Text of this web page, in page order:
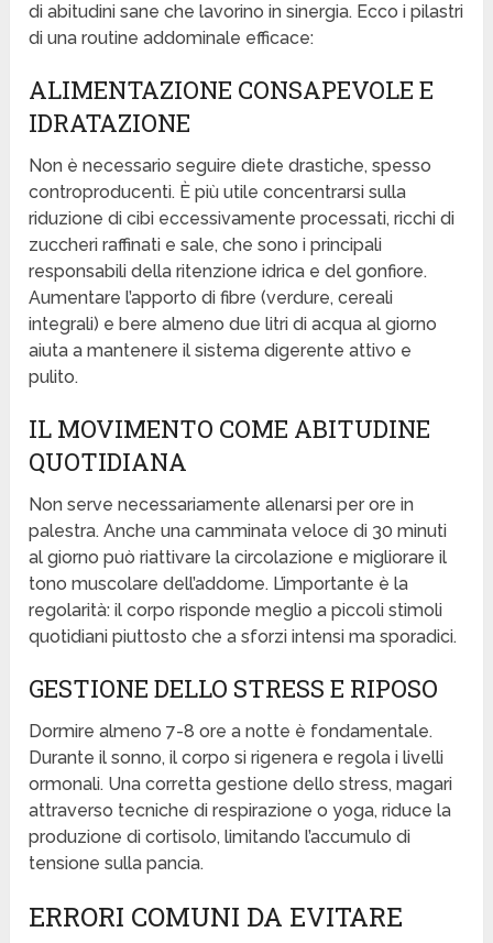
di abitudini sane che lavorino in sinergia. Ecco i pilastri
di una routine addominale efficace:
ALIMENTAZIONE CONSAPEVOLE E
IDRATAZIONE
Non è necessario seguire diete drastiche, spesso
controproducenti. È più utile concentrarsi sulla
riduzione di cibi eccessivamente processati, ricchi di
zuccheri raffinati e sale, che sono i principali
responsabili della ritenzione idrica e del gonfiore.
Aumentare l’apporto di fibre (verdure, cereali
integrali) e bere almeno due litri di acqua al giorno
aiuta a mantenere il sistema digerente attivo e
pulito.
IL MOVIMENTO COME ABITUDINE
QUOTIDIANA
Non serve necessariamente allenarsi per ore in
palestra. Anche una camminata veloce di 30 minuti
al giorno può riattivare la circolazione e migliorare il
tono muscolare dell’addome. L’importante è la
regolarità: il corpo risponde meglio a piccoli stimoli
quotidiani piuttosto che a sforzi intensi ma sporadici.
GESTIONE DELLO STRESS E RIPOSO
Dormire almeno 7-8 ore a notte è fondamentale.
Durante il sonno, il corpo si rigenera e regola i livelli
ormonali. Una corretta gestione dello stress, magari
attraverso tecniche di respirazione o yoga, riduce la
produzione di cortisolo, limitando l’accumulo di
tensione sulla pancia.
ERRORI COMUNI DA EVITARE